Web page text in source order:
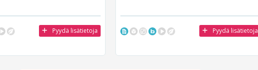
Pyydä lisätietoja Pyydä lisätietoja